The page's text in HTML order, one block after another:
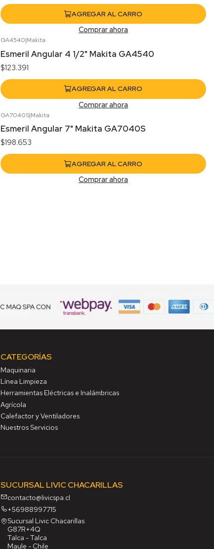
AGREGAR AL CARRO
Comprar ahora
GA4540|Makita
Esmeril Angular 4 1/2" Makita GA4540
$123.391
AGREGAR AL CARRO
Comprar ahora
GA7040S|Makita
Esmeril Angular 7" Makita GA7040S
$198.653
AGREGAR AL CARRO
Comprar ahora
CATEGORÍAS
Maquinaria
Línea Limpieza
Herramientas Eléctricas e Inalámbricas
Agrícola
Calefactor y Ventiladores
Nuestros Servicios
SUCURSAL LIVIC CHACARILLAS
contacto@livicspa.cl
+56988997715
Sucursal Livic Chacarillas
G87R+4Q
Talca - Talca
Maule - Chile